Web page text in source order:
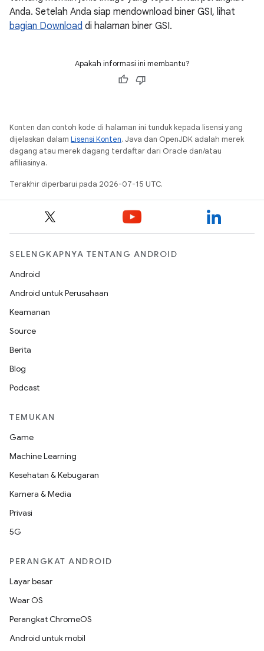
Anda. Setelah Anda siap mendownload biner GSI, lihat
bagian Download di halaman biner GSI.
Apakah informasi ini membantu?
Konten dan contoh kode di halaman ini tunduk kepada lisensi yang
dijelaskan dalam Lisensi Konten. Java dan OpenJDK adalah merek
dagang atau merek dagang terdaftar dari Oracle dan/atau
afiliasinya.
Terakhir diperbarui pada 2026-07-15 UTC.
SELENGKAPNYA TENTANG ANDROID
Android
Android untuk Perusahaan
Keamanan
Source
Berita
Blog
Podcast
TEMUKAN
Game
Machine Learning
Kesehatan & Kebugaran
Kamera & Media
Privasi
5G
PERANGKAT ANDROID
Layar besar
Wear OS
Perangkat ChromeOS
Android untuk mobil